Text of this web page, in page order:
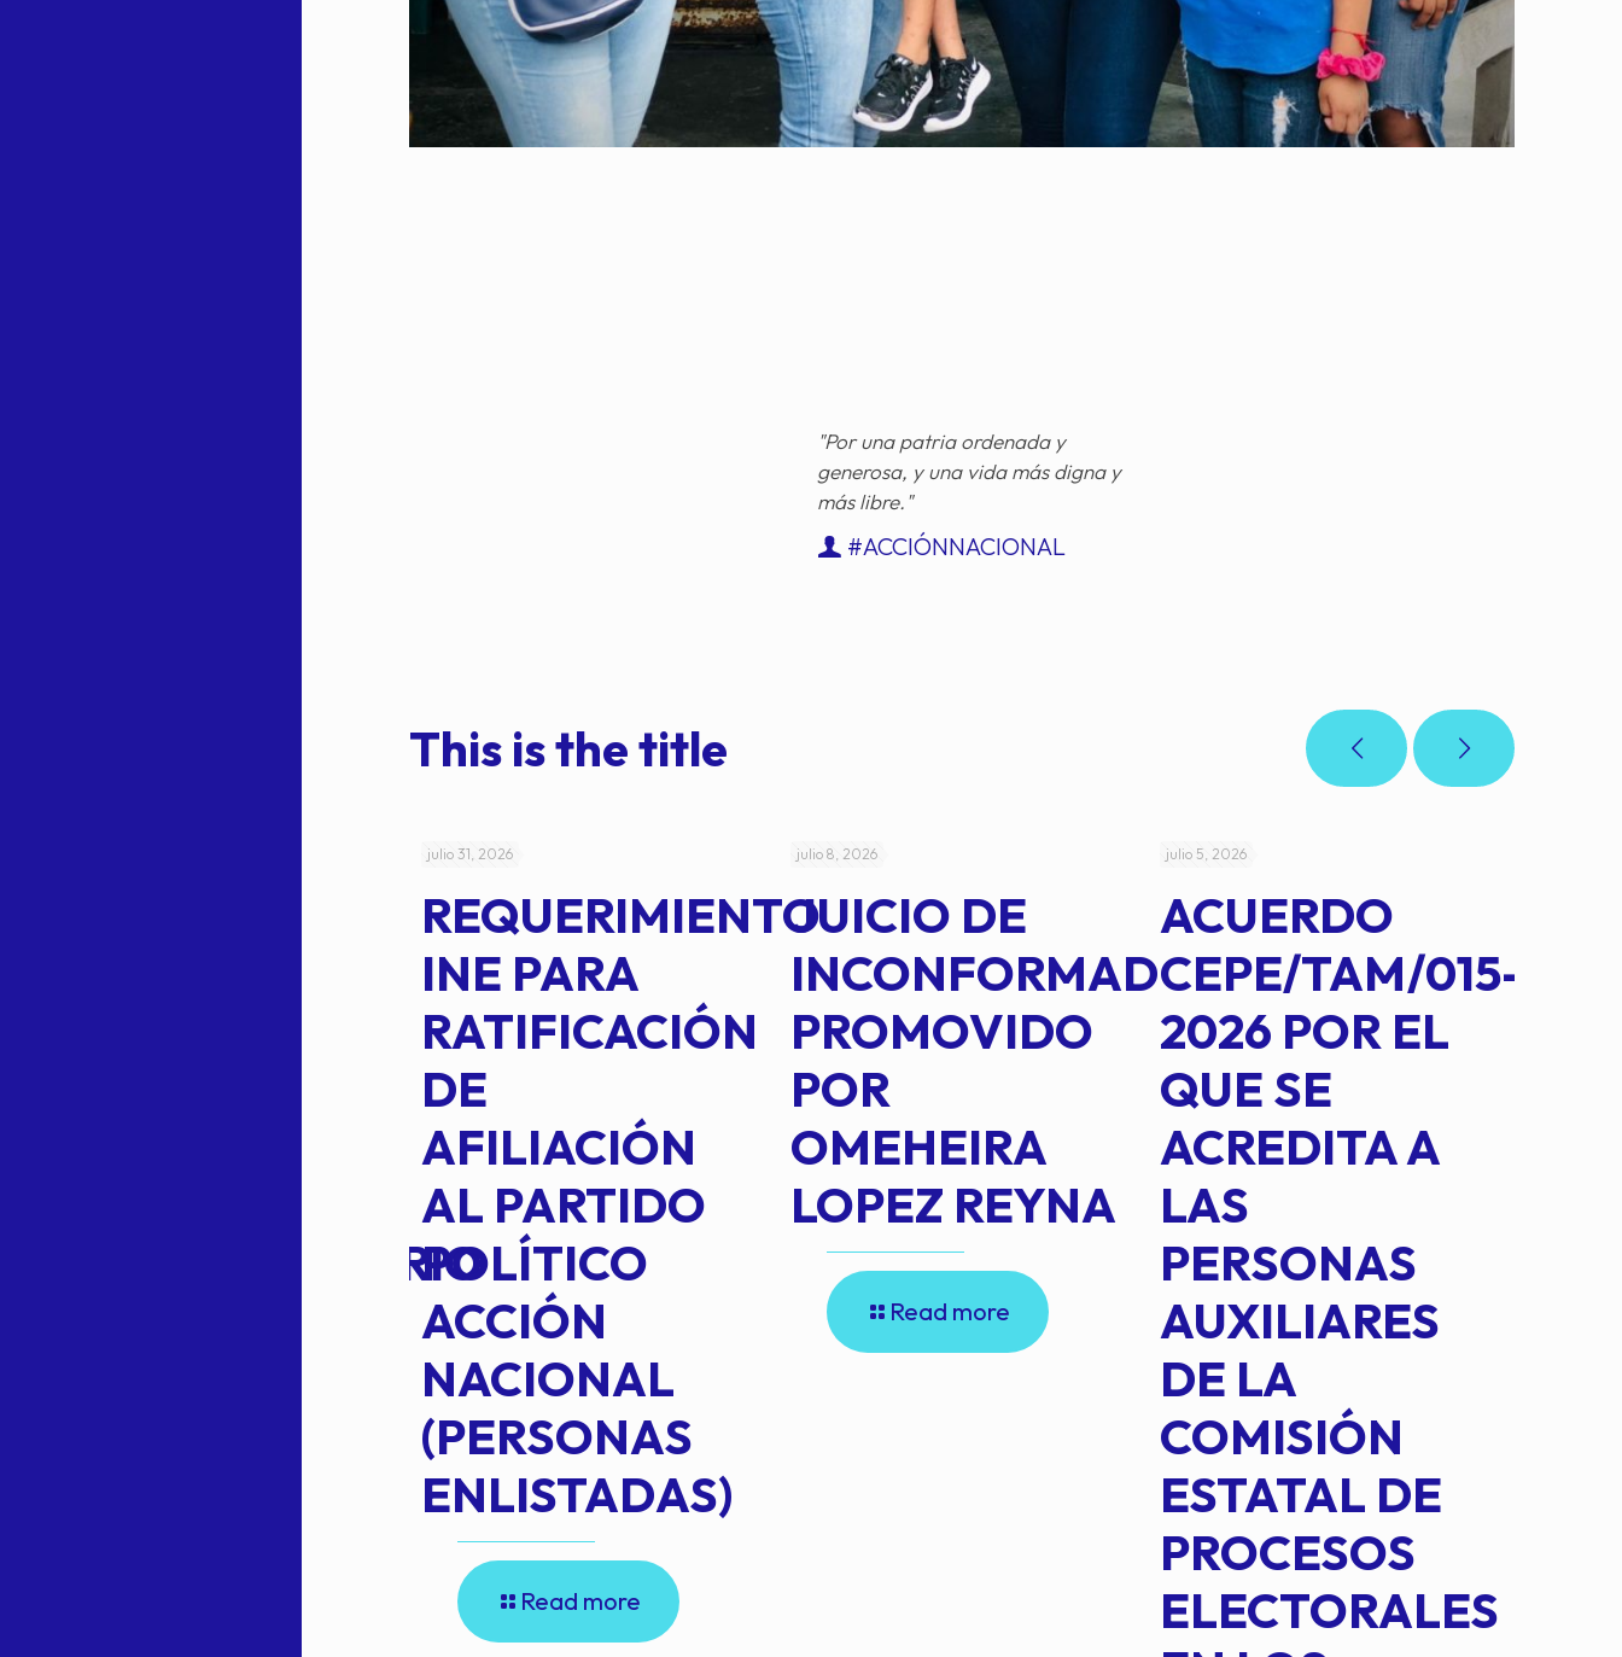
"Por una patria ordenada y
generosa, y una vida más digna y
más libre."
#ACCIÓNNACIONAL
This is the title
EXTRAORDINARIO
julio 31, 2026
REQUERIMIENTO
INE PARA
RATIFICACIÓN
DE
AFILIACIÓN
AL PARTIDO
POLÍTICO
ACCIÓN
NACIONAL
(PERSONAS
ENLISTADAS)
Read more
julio 8, 2026
JUICIO DE
INCONFORMAD
PROMOVIDO
POR
OMEHEIRA
LOPEZ REYNA
Read more
julio 5, 2026
ACUERDO
CEPE/TAM/015-
2026 POR EL
QUE SE
ACREDITA A
LAS
PERSONAS
AUXILIARES
DE LA
COMISIÓN
ESTATAL DE
PROCESOS
ELECTORALES